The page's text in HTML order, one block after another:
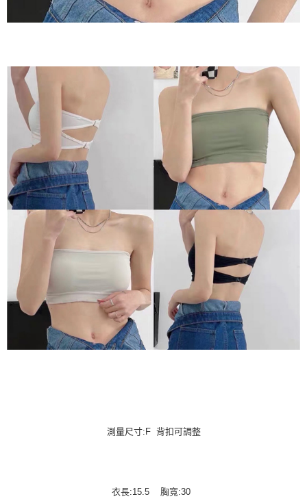
測量尺寸:F 背扣可調整
衣長:15.5 胸寬:30